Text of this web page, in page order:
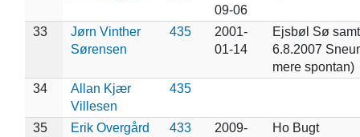
09-06
33
Jørn Vinther
Sørensen
435
2001-
01-14
Ejsbøl Sø samt
6.8.2007
mere spontan)
34
Allan Kjær
Villesen
435
35 Erik Overgård 433
2009-
Ho Bugt